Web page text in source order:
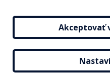
Akceptovať